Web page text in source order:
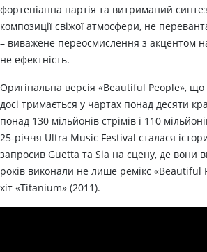
фортепіанна партія та витриманий
композиції свіжої атмосфери, не
– виважене переосмислення з акцентом
не ефектність.
Оригінальна версія «Beautiful People»,
досі тримається у чартах понад десяти
понад 130 мільйонів стрімів і 110
25-річчя Ultra Music Festival сталася
запросив Guetta та Sia на сцену, де вони
років виконали не лише ремікс «Beautiful
хіт «Titanium» (2011).